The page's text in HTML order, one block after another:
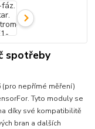
spotřeby
(pro nepřímé měření)
Tyto moduly se
díky své kompatibilitě
bran a dalších